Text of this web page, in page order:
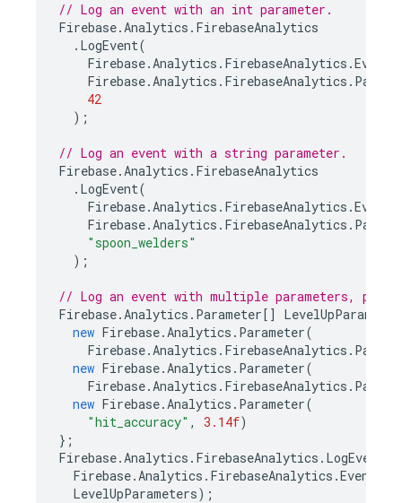
// Log an event with an int parameter.
Firebase.Analytics . FirebaseAnalytics
. LogEvent(
Firebase.Analytics . FirebaseAnalytics .
Firebase.Analytics . FirebaseAnalytics .
42
);
// Log an event with a string parameter.
Firebase.Analytics . FirebaseAnalytics
. LogEvent(
Firebase.Analytics . FirebaseAnalytics .
Firebase.Analytics . FirebaseAnalytics .
"spoon_welders"
);
// Log an event with multiple parameters,
Firebase.Analytics . Parameter[]
new Firebase.Analytics . Parameter(
Firebase.Analytics . FirebaseAnalytics .
new Firebase.Analytics . Parameter(
Firebase.Analytics . FirebaseAnalytics .
new Firebase.Analytics . Parameter(
"hit_accuracy" , 3.14f)
};
Firebase.Analytics . FirebaseAnalytics . LogEvent
Firebase.Analytics . FirebaseAnalytics .
LevelUpParameters);